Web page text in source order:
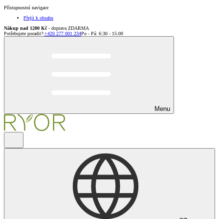
Přístupnostní navigace
Přejít k obsahu
Nákup nad 1200 Kč - doprava ZDARMA
Potřebujete poradit?:+420 277 001 234Po - Pá: 6:30 - 15:00
Menu